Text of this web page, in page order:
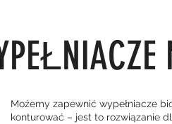
Możemy zapewnić wypełniacze
konturować – jest to rozwiązanie